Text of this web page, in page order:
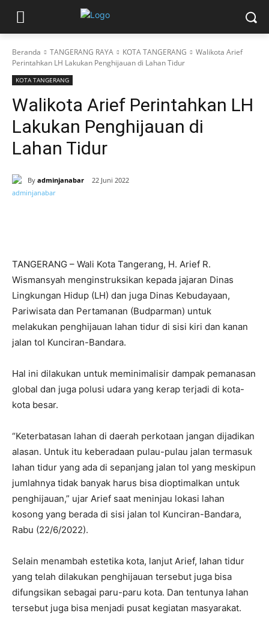
Beranda TANGERANG RAYA KOTA TANGERANG
Walikota Arief
Perintahkan LH Lakukan Penghijauan di Lahan Tidur
KOTA TANGERANG
Walikota Arief Perintahkan LH
Lakukan Penghijauan di
Lahan Tidur
By adminjanabar 22 Juni 2022
TANGERANG – Wali Kota Tangerang, H. Arief R.
Wismansyah menginstruksikan kepada jajaran Dinas
Lingkungan Hidup (LH) dan juga Dinas Kebudayaan,
Pariwisata dan Pertamanan (Budparman) untuk
melakukan penghijauan lahan tidur di sisi kiri dan kanan
jalan tol Kunciran-Bandara.
Hal ini dilakukan untuk meminimalisir dampak pemanasan
global dan juga polusi udara yang kerap terjadi di kota-
kota besar.
“Keterbatasan lahan di daerah perkotaan jangan dijadikan
alasan. Untuk itu keberadaan pulau-pulau jalan termasuk
lahan tidur yang ada di sepanjang jalan tol yang meskipun
jumlahnya tidak banyak harus bisa dioptimalkan untuk
penghijauan,” ujar Arief saat meninjau lokasi lahan
kosong yang berada di sisi jalan tol Kunciran-Bandara,
Rabu (22/6/2022).
Selain menambah estetika kota, lanjut Arief, lahan tidur
yang telah dilakukan penghijauan tersebut juga bisa
difungsikan sebagai paru-paru kota. Dan tentunya lahan
tersebut juga bisa menjadi pusat kegiatan masyarakat.